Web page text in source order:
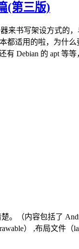
(第三版)
书写架设方式的
都适用的啦，为
有 Debian 的 apt
。（内容包括了
） ,布局文件（